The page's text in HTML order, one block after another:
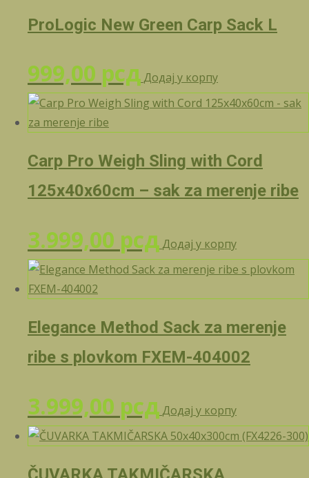
ProLogic New Green Carp Sack L
999,00 рсд Додај у корпу
Carp Pro Weigh Sling with Cord
125x40x60cm – sak za merenje ribe
3.999,00 рсд Додај у корпу
Elegance Method Sack za merenje
ribe s plovkom FXEM-404002
3.999,00 рсд Додај у корпу